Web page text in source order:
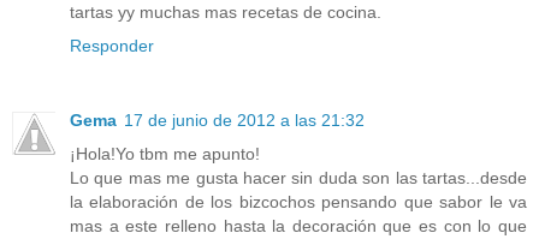
tartas yy muchas mas recetas de cocina.
Responder
Gema 17 de junio de 2012 a las 21:32
¡Hola!Yo tbm me apunto!
Lo que mas me gusta hacer sin duda son las tartas...desde
la elaboración de los bizcochos pensando que sabor le va
mas a este relleno hasta la decoración que es con lo que